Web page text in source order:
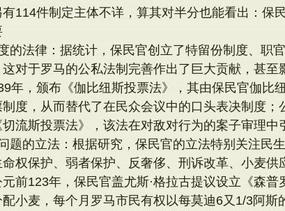
114件制定主体不详，算其对半分也能看出：保
的法律：据统计，保民官创立了特留份制度、职
对于罗马的公私法制完善作出了巨大贡献，甚至
年，颁布《伽比纽斯投票法》，其由保民官伽比
度，从而替代了在民众会议中的口头表决制度
流斯投票法》，该法在对敌对行为的案子审理中
题的立法：根据研究，保民官的立法特别关注民
权保护、弱者保护、反奢侈、刑诉改革、小麦供
前123年，保民官盖尤斯·格拉古提议设立《森普
小麦，每个月罗马市民有权以每莫迪6又1/3阿斯